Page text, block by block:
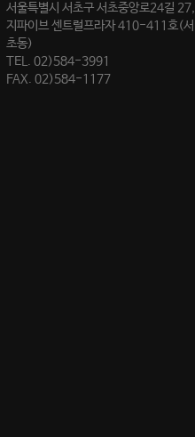
서울특별시 서초구 서초중앙로24길 27,
지파이브 센트럴프라자 410-411호(서
초동)
TEL. 02)584-3991
FAX. 02)584-1177